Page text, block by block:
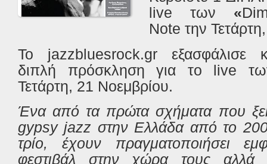
live των «
Note την
Το jazzbluesrock.gr εξασφάλισε
διπλή πρόσκλησηγια το live
Τετάρτη, 21 Νοεμβρίου.
Ένα από τα πρώτα σχήματα που
gypsy jazz στην Ελλάδα από το
τρίο, έχουν πραγματοποιήσει
φεστιβάλ στην χώρα τους αλλά